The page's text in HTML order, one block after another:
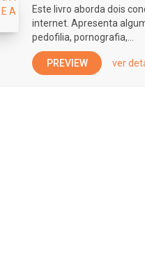
Este livro aborda dois
internet. Apresenta
pedofilia, pornografia,...
PREVIEW ver